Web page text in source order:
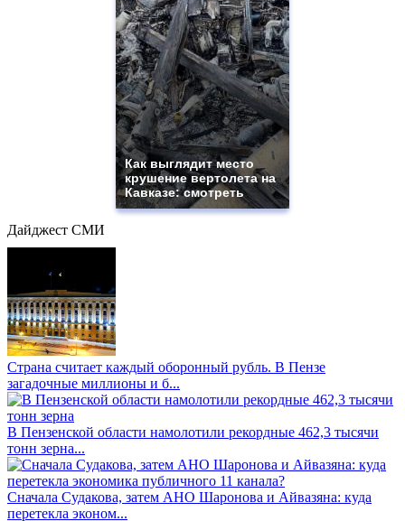
Как выглядит место
крушение вертолета на
Кавказе: смотреть
Дайджест СМИ
Страна считает каждый оборонный рубль. В Пензе
загадочные миллионы и б...
В Пензенской области намолотили рекордные 462,3 тысячи
тонн зерна...
Сначала Судакова, затем АНО Шаронова и Айвазяна: куда
перетекла эконом...